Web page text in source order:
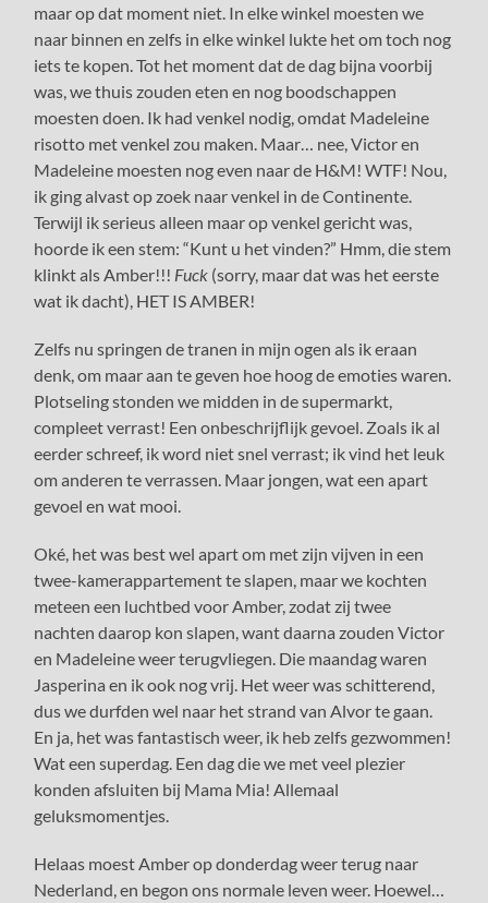
maar op dat moment niet. In elke winkel moesten we
naar binnen en zelfs in elke winkel lukte het om toch nog
iets te kopen. Tot het moment dat de dag bijna voorbij
was, we thuis zouden eten en nog boodschappen
moesten doen. Ik had venkel nodig, omdat Madeleine
risotto met venkel zou maken. Maar… nee, Victor en
Madeleine moesten nog even naar de H&M! WTF! Nou,
ik ging alvast op zoek naar venkel in de Continente.
Terwijl ik serieus alleen maar op venkel gericht was,
hoorde ik een stem: “Kunt u het vinden?” Hmm, die stem
klinkt als Amber!!! Fuck (sorry, maar dat was het eerste
wat ik dacht), HET IS AMBER!
Zelfs nu springen de tranen in mijn ogen als ik eraan
denk, om maar aan te geven hoe hoog de emoties waren.
Plotseling stonden we midden in de supermarkt,
compleet verrast! Een onbeschrijflijk gevoel. Zoals ik al
eerder schreef, ik word niet snel verrast; ik vind het leuk
om anderen te verrassen. Maar jongen, wat een apart
gevoel en wat mooi.
Oké, het was best wel apart om met zijn vijven in een
twee-kamerappartement te slapen, maar we kochten
meteen een luchtbed voor Amber, zodat zij twee
nachten daarop kon slapen, want daarna zouden Victor
en Madeleine weer terugvliegen. Die maandag waren
Jasperina en ik ook nog vrij. Het weer was schitterend,
dus we durfden wel naar het strand van Alvor te gaan.
En ja, het was fantastisch weer, ik heb zelfs gezwommen!
Wat een superdag. Een dag die we met veel plezier
konden afsluiten bij Mama Mia! Allemaal
geluksmomentjes.
Helaas moest Amber op donderdag weer terug naar
Nederland, en begon ons normale leven weer. Hoewel…